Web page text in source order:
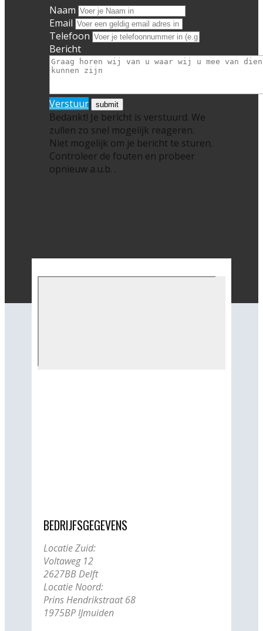
Naam
Email
Telefoon
Bericht
Verstuur
Bedankt! Je bericht is verstuurd. We
zullen zo snel mogelijk reageren.
Niet mogelijk om je bericht te sturen.
Controleer de fouten en probeer
opnieuw a.u.b. .
BEDRIJFSGEGEVENS
Locatie Zuid:
Voltaweg 12
2627BB Delft
Locatie Noord:
Prins Hendrikstraat 68
1975BP IJmuiden